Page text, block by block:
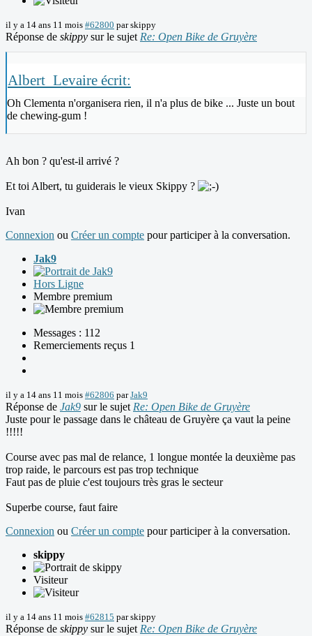
il y a 14 ans 11 mois #62800 parskippy
Réponse de skippy sur le sujet Re: Open Bike de Gruyère
Albert_Levaire écrit:
Oh Clementa n'organisera rien, il n'a plus de bike ... Juste un bout
de chewing-gum !
Ah bon ? qu'est-il arrivé ?
Et toi Albert, tu guiderais le vieux Skippy ?
Ivan
Connexion ou Créer un compte pour participer à la conversation.
Jak9
Hors Ligne
Membre premium
Messages : 112
Remerciements reçus 1
il y a 14 ans 11 mois #62806 parJak9
Réponse de Jak9 sur le sujet Re: Open Bike de Gruyère
Juste pour le passage dans le château de Gruyère ça vaut la peine
!!!!!
Course avec pas mal de relance, 1 longue montée la deuxième pas
trop raide, le parcours est pas trop technique
Faut pas de pluie c'est toujours très gras le secteur
Superbe course, faut faire
Connexion ou Créer un compte pour participer à la conversation.
skippy
Visiteur
il y a 14 ans 11 mois #62815 parskippy
Réponse de skippy sur le sujet Re: Open Bike de Gruyère